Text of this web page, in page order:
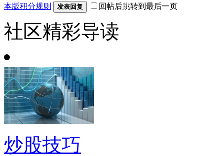
本版积分规则 发表回复 回帖后跳转到最后一页
社区精彩导读
炒股技巧